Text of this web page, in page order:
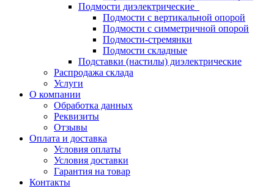
Подмости диэлектрические
Подмости с вертикальной опорой
Подмости с симметричной опорой
Подмости-стремянки
Подмости складные
Подставки (настилы) диэлектрические
Распродажа склада
Услуги
О компании
Обработка данных
Реквизиты
Отзывы
Оплата и доставка
Условия оплаты
Условия доставки
Гарантия на товар
Контакты